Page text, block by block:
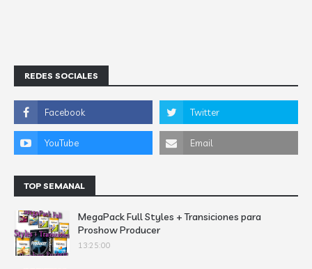
REDES SOCIALES
TOP SEMANAL
MegaPack Full Styles + Transiciones para
Proshow Producer
13:25:00